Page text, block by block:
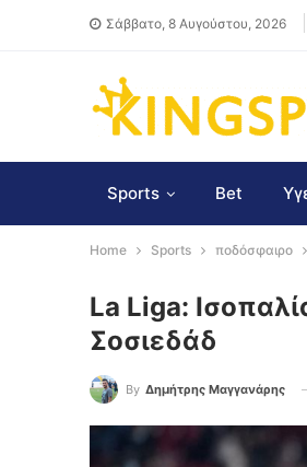
Σάββατο, 8 Αυγούστου, 2026
Sports Bet
Home Sports ποδόσφαιρο
La Liga:
Σοσιεδάδ
By Δημήτρης Μαγγανάρης